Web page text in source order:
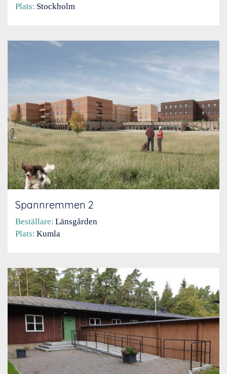
Plats: Stockholm
Spannremmen 2
Beställare: Länsgården
Plats: Kumla